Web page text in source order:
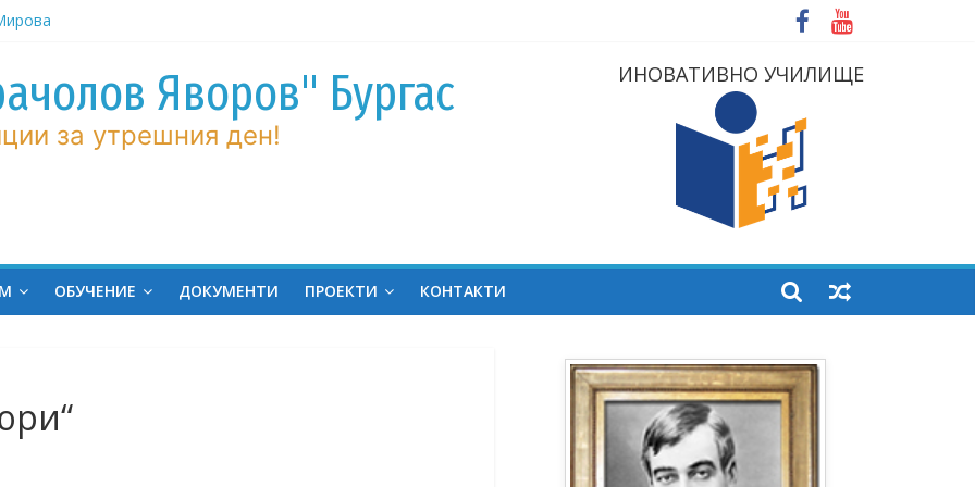
по
Яворов" Бургас
за утрешния ден!
ИНОВАТИВНО УЧИЛИЩЕ
ОБУЧЕНИЕ ДОКУМЕНТИ ПРОЕКТИ КОНТАКТИ